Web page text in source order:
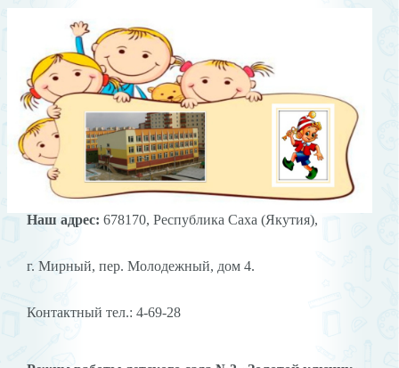
Наш адрес: 678170, Республика Саха (Якутия),
г. Мирный, пер. Молодежный, дом 4.
Контактный тел.: 4-69-28